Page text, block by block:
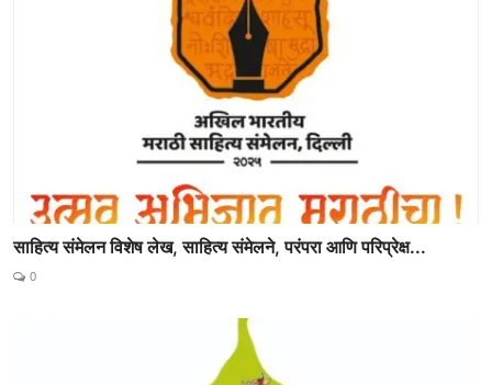
साहित्य संमेलन विशेष लेख, साहित्य संमेलने, परंपरा आणि परिप्रेक्ष...
0